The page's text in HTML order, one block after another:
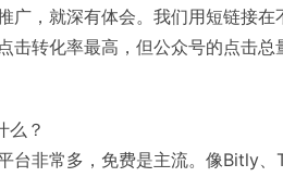
广，就深有体会。我们用短链接
击转化率最高，但公众号的点击
么？
台非常多，免费是主流。像Bitly